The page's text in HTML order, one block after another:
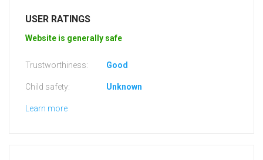
USER RATINGS
Website is generally safe
Trustworthiness: Good
Child safety: Unknown
Learn more